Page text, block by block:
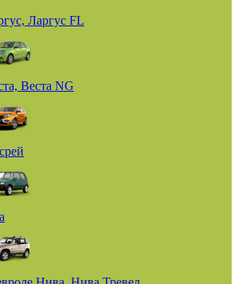
Ларгус FL
Веста NG